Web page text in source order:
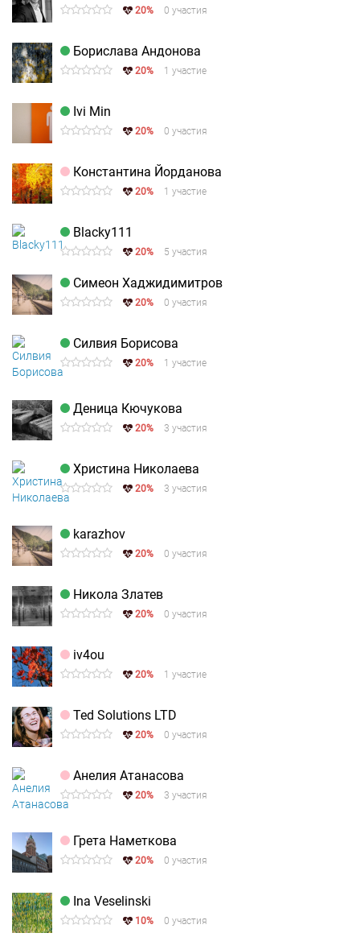
20% 0 участия
Борислава Андонова
20% 1 участие
Ivi Min
20% 0 участия
Константина Йорданова
20% 1 участие
Blacky111
20% 5 участия
Симеон Хаджидимитров
20% 0 участия
Силвия Борисова
20% 1 участие
Деница Кючукова
20% 3 участия
Христина Николаева
20% 3 участия
karazhov
20% 0 участия
Никола Златев
20% 0 участия
iv4ou
20% 1 участие
Ted Solutions LTD
20% 0 участия
Анелия Атанасова
20% 3 участия
Грета Наметкова
20% 0 участия
Ina Veselinski
10% 0 участия